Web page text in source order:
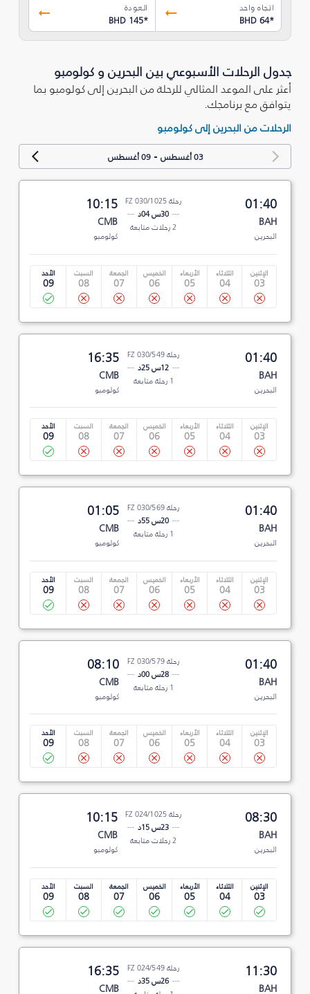
اتجاه واحد
BHD 64*
العودة
BHD 145*
جدول الرحلات الأسبوعي بين البحرين و كولومبو
أعثر على الموعد المثالي للرحلة من البحرين إلى كولومبو بما
يتوافق مع برنامجك.
الرحلات من البحرين إلى كولومبو
03 أغسطس -09 أغسطس
01:40
BAH
البحرين
رحلة FZ 030/1025
30س 04د
2 رحلات متابعة
10:15
CMB
كولومبو
الإثنين
03
الثلاثاء
04
الأربعاء
05
الخميس
06
الجمعة
07
السبت
08
الأحد
09
01:40
BAH
البحرين
رحلة FZ 030/549
12س 25د
1 رحلة متابعة
16:35
CMB
كولومبو
الإثنين
03
الثلاثاء
04
الأربعاء
05
الخميس
06
الجمعة
07
السبت
08
الأحد
09
01:40
BAH
البحرين
رحلة FZ 030/569
20س 55د
1 رحلة متابعة
01:05
CMB
كولومبو
الإثنين
03
الثلاثاء
04
الأربعاء
05
الخميس
06
الجمعة
07
السبت
08
الأحد
09
01:40
BAH
البحرين
رحلة FZ 030/579
28س 00د
1 رحلة متابعة
08:10
CMB
كولومبو
الإثنين
03
الثلاثاء
04
الأربعاء
05
الخميس
06
الجمعة
07
السبت
08
الأحد
09
08:30
BAH
البحرين
رحلة FZ 024/1025
23س 15د
2 رحلات متابعة
10:15
CMB
كولومبو
الإثنين
03
الثلاثاء
04
الأربعاء
05
الخميس
06
الجمعة
07
السبت
08
الأحد
09
11:30
BAH
رحلة FZ 024/549
26س 35د
16:35
CMB